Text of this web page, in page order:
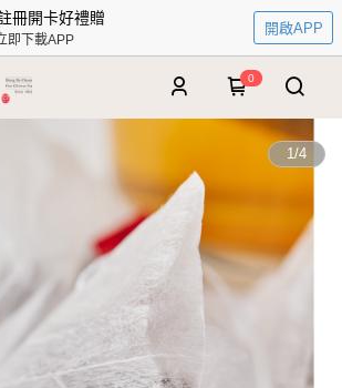
冊開卡好禮贈
即下載APP
開啟APP
0
1/4